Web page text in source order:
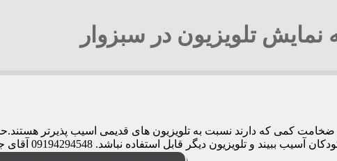
تلویزیون در سبزوار
ضخامت کمی که دارند نسبت به تلویزیون های قدیمی اسیب پذیرتر
دیگر قابل استفاده نباشد. 09194294548 آقای جوادی